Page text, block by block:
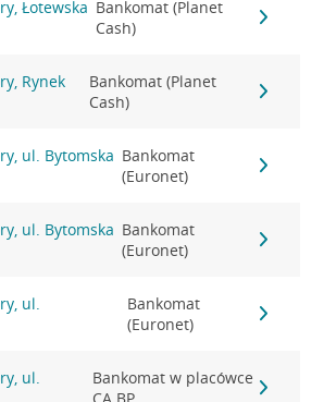
Łotewska Bankomat (Planet
Cash)
Rynek
Bankomat (Planet
Cash)
ul. Bytomska Bankomat
(Euronet)
ul. Bytomska Bankomat
(Euronet)
ul.
Bankomat
(Euronet)
ul.
Bankomat w placówce